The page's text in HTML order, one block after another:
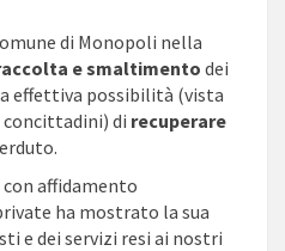
di Monopoli nella
e smaltimentodei
effettiva possibilità (vista
di recuperare
affidamento
ha mostrato la sua
e dei servizi resi ai nostri